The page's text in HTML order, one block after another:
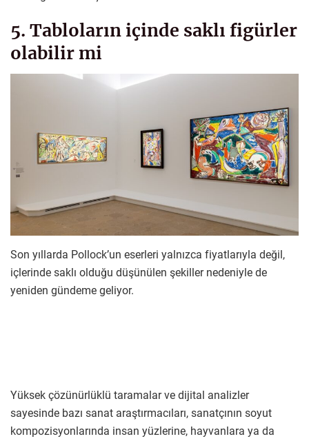
5. Tabloların içinde saklı figürler
olabilir mi
Son yıllarda Pollock’un eserleri yalnızca fiyatlarıyla değil,
içlerinde saklı olduğu düşünülen şekiller nedeniyle de
yeniden gündeme geliyor.
Yüksek çözünürlüklü taramalar ve dijital analizler
sayesinde bazı sanat araştırmacıları, sanatçının soyut
kompozisyonlarında insan yüzlerine, hayvanlara ya da